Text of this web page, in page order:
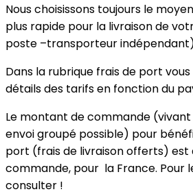
Nous choisissons toujours le
plus rapide pour la livraison de
poste –transporteur
Dans la rubrique frais de port
détails des tarifs en fonction du
Le montant de commande
envoi groupé possible) pour
port (frais de livraison offerts) est
commande, pour la France. Pour
consulter !